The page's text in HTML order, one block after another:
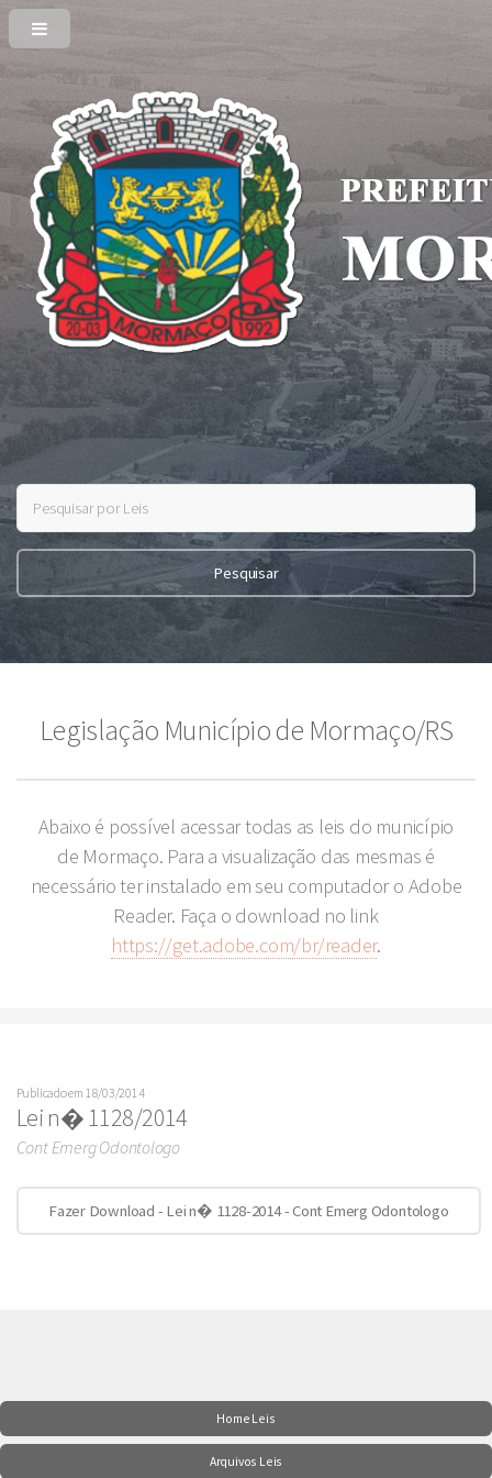
Legislação Município de Mormaço/RS
Abaixo é possível acessar todas as leis do município
de Mormaço. Para a visualização das mesmas é
necessário ter instalado em seu computador o Adobe
Reader. Faça o download no link
https://get.adobe.com/br/reader.
Publicado em 18/03/2014
Lei n� 1128/2014
Cont Emerg Odontologo
Fazer Download - Lei n� 1128-2014 - Cont Emerg Odontologo
Home Leis
Arquivos Leis